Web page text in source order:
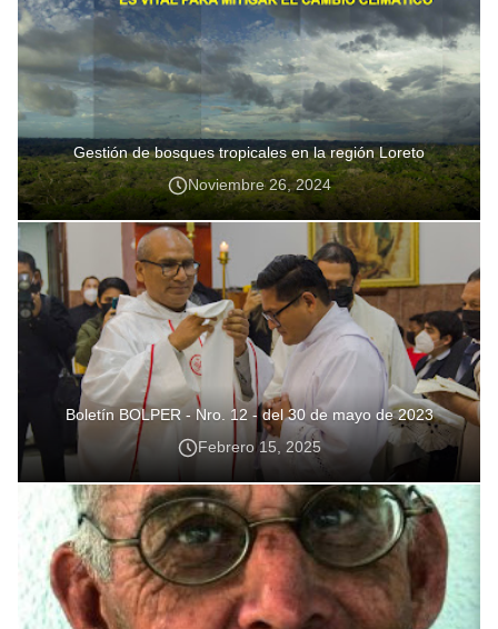
Gestión de bosques tropicales en la región Loreto
Noviembre 26, 2024
Boletín BOLPER - Nro. 12 - del 30 de mayo de 2023
Febrero 15, 2025